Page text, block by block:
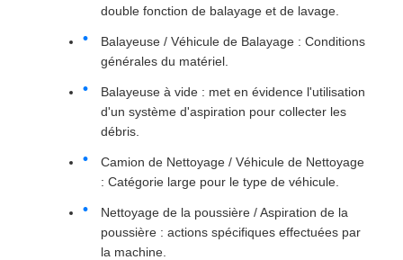
double fonction de balayage et de lavage.
Balayeuse / Véhicule de Balayage : Conditions
générales du matériel.
Balayeuse à vide : met en évidence l'utilisation
d'un système d'aspiration pour collecter les
débris.
Camion de Nettoyage / Véhicule de Nettoyage
: Catégorie large pour le type de véhicule.
Nettoyage de la poussière / Aspiration de la
poussière : actions spécifiques effectuées par
la machine.